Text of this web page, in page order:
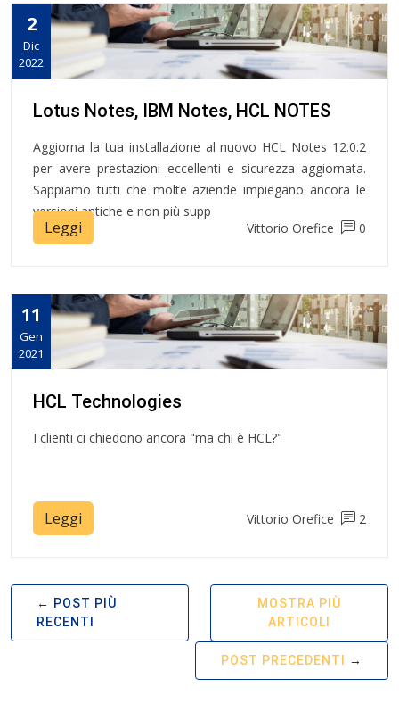
2
Dic
2022
Lotus Notes, IBM Notes, HCL NOTES
Aggiorna la tua installazione al nuovo HCL Notes 12.0.2
per avere prestazioni eccellenti e sicurezza aggiornata.
Sappiamo tutti che molte aziende impiegano ancora le
versioni antiche e non più supp
Leggi Vittorio Orefice 0
11
Gen
2021
HCL Technologies
I clienti ci chiedono ancora "ma chi è HCL?"
Leggi Vittorio Orefice 2
POST PIÙ
RECENTI
MOSTRA PIÙ
ARTICOLI
POST PRECEDENTI